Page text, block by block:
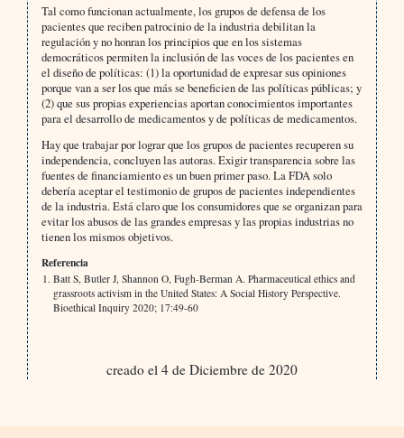
Tal como funcionan actualmente, los grupos de defensa de los
pacientes que reciben patrocinio de la industria debilitan la
regulación y no honran los principios que en los sistemas
democráticos permiten la inclusión de las voces de los pacientes en
el diseño de políticas: (1) la oportunidad de expresar sus opiniones
porque van a ser los que más se beneficien de las políticas públicas; y
(2) que sus propias experiencias aportan conocimientos importantes
para el desarrollo de medicamentos y de políticas de medicamentos.
Hay que trabajar por lograr que los grupos de pacientes recuperen su
independencia, concluyen las autoras. Exigir transparencia sobre las
fuentes de financiamiento es un buen primer paso. La FDA solo
debería aceptar el testimonio de grupos de pacientes independientes
de la industria. Está claro que los consumidores que se organizan para
evitar los abusos de las grandes empresas y las propias industrias no
tienen los mismos objetivos.
Referencia
Batt S, Butler J, Shannon O, Fugh-Berman A. Pharmaceutical ethics and
grassroots activism in the United States: A Social History Perspective.
Bioethical Inquiry 2020; 17:49-60
creado el 4 de Diciembre de 2020